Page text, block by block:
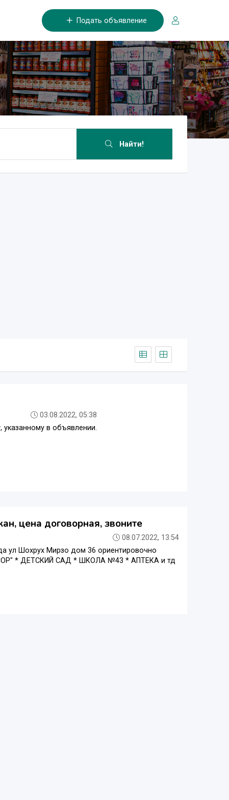
Подать объявление
Найти!
03.08.2022, 05:38
в объявлении.
цена договорная, звоните
08.07.2022, 13:54
Шохрух Мирзо дом 36 ориентировочно
* ДЕТСКИЙ САД * ШКОЛА №43 * АПТЕКА и тд